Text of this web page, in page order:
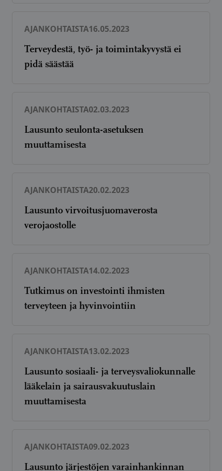
AJANKOHTAISTA16.05.2023
Terveydestä, työ- ja toimintakyvystä ei
pidä säästää
AJANKOHTAISTA02.03.2023
Lausunto seulonta-asetuksen
muuttamisesta
AJANKOHTAISTA20.02.2023
Lausunto virvoitusjuomaverosta
verojaostolle
AJANKOHTAISTA14.02.2023
Tutkimus on investointi ihmisten
terveyteen ja hyvinvointiin
AJANKOHTAISTA13.02.2023
Lausunto sosiaali- ja terveysvaliokunnalle
lääkelain ja sairausvakuutuslain
muuttamisesta
AJANKOHTAISTA09.02.2023
Lausunto järjestöjen varainhankinnan